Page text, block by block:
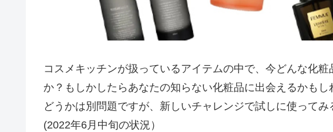
コスメキッチンが扱っているアイテムの中で、今どんな化
か？もしかしたらあなたの知らない化粧品に出会えるかも
どうかは別問題ですが、新しいチャレンジで試しに使ってみ
(2022年6月中旬の状況）